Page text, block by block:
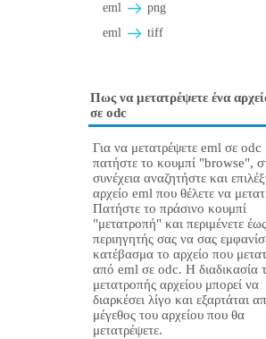
eml
png
eml
tiff
Πως να μετατρέψετε ένα
σε odc
Για να μετατρέψετε eml σε odc
πατήστε το κουμπί "browse",
συνέχεια αναζητήστε και
αρχείο eml που θέλετε να
Πατήστε το πράσινο κουμπί
"μετατροπή" και περιμένετε
περιηγητής σας να σας
κατέβασμα το αρχείο που
από eml σε odc. Η διαδικασία
μετατροπής αρχείου μπορεί να
διαρκέσει λίγο και εξαρτάται
μέγεθος του αρχείου που θα
μετατρέψετε.